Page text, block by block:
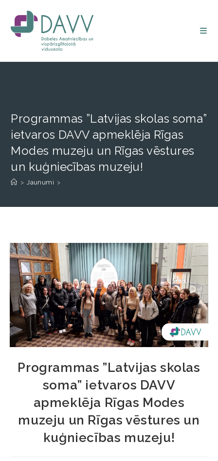
Programmas ”Latvijas skolas soma”
ietvaros DAVV apmeklēja Rīgas
Modes muzeju un Rīgas vēstures
un kuģniecības muzeju!
> Jaunumi >
Programmas ”Latvijas skolas
soma” ietvaros DAVV
apmeklēja Rīgas Modes
muzeju un Rīgas vēstures un
kuģniecības muzeju!